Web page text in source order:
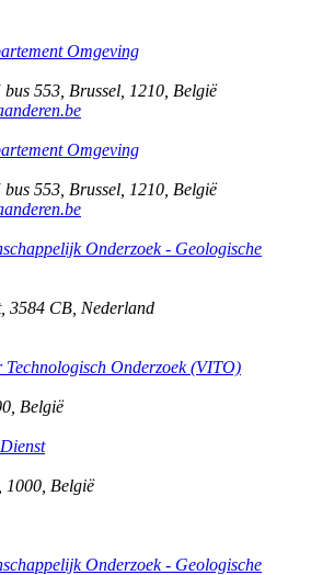
Omgeving
553 Brussel 1210 België
Omgeving
553 Brussel 1210 België
Onderzoek - Geologische
, 3584 CB Nederland
Onderzoek (VITO)
België
1000 België
Onderzoek - Geologische